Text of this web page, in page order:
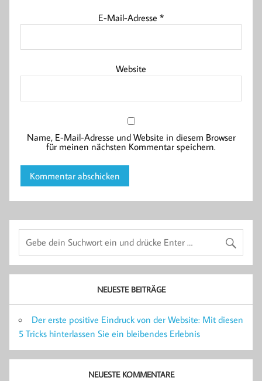
E-Mail-Adresse *
Website
Name, E-Mail-Adresse und Website in diesem Browser
für meinen nächsten Kommentar speichern.
NEUESTE BEITRÄGE
Der erste positive Eindruck von der Website: Mit diesen
5 Tricks hinterlassen Sie ein bleibendes Erlebnis
NEUESTE KOMMENTARE